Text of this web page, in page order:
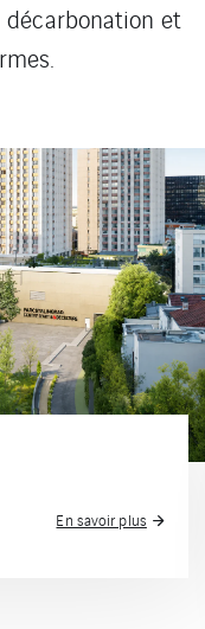
décarbonation et
En savoir plus